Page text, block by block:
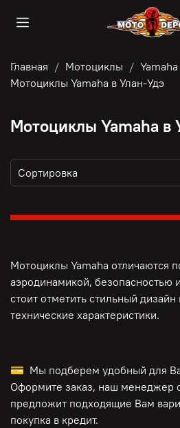
Главная Мотоциклы
Yamaha
Мотоциклы Yamaha в Улан-Удэ
Мотоциклы Yamaha в
Мотоциклы Yamaha отличаются
аэродинамикой, безопасностью
стоит отметить стильный
технические характеристики.
💳 Мы подберем удобный для
Оформите заказ, наш менеджер
предложит подходящие Вам
покупка в кредит.